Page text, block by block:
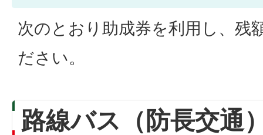
次のとおり助成券を利用し、残
ださい。
路線バス（防長交通